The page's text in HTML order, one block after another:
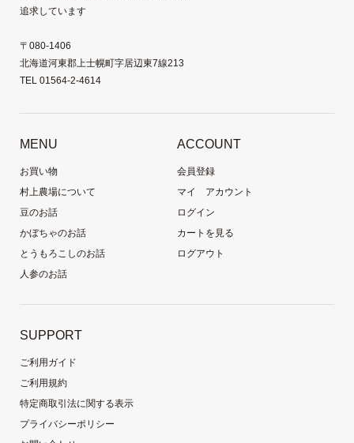
追求しています
〒080-1406
北海道河東郡上士幌町字居辺東7線213
TEL 01564-2-4614
MENU
お買い物
村上農場について
豆のお話
かぼちゃのお話
とうもろこしのお話
人参のお話
ACCOUNT
会員登録
マイ アカウント
ログイン
カートを見る
ログアウト
SUPPORT
ご利用ガイド
ご利用規約
特定商取引法に関する表示
プライバシーポリシー